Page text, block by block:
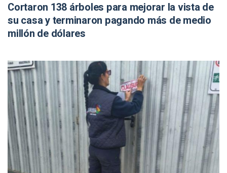
Cortaron 138 árboles para mejorar la vista de
su casa y terminaron pagando más de medio
millón de dólares